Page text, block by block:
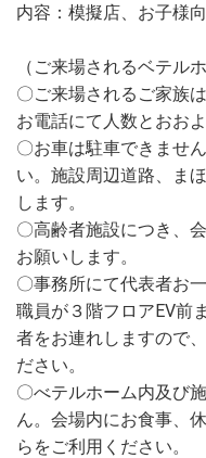
内容：模擬店、お子様
（ご来場されるベテル
〇ご来場されるご家族
お電話にて人数とおお
〇お車は駐車できませ
い。施設周辺道路、ま
します。
〇高齢者施設につき、
お願いします。
〇事務所にて代表者お
職員が３階フロアEV前
者をお連れしますので
ださい。
〇べテルホーム内及び
ん。会場内にお食事、
らをご利用ください。